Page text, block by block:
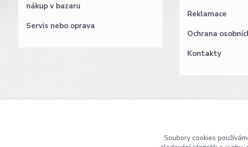
nákup v bazaru
Servis nebo oprava
Reklamace
Ochrana
Kontakty
Soubory cookies